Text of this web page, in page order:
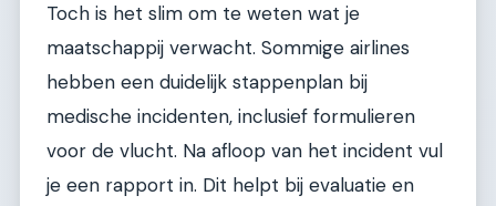
Toch is het slim om te weten wat je
maatschappij verwacht. Sommige airlines
hebben een duidelijk stappenplan bij
medische incidenten, inclusief formulieren
voor de vlucht. Na afloop van het incident vul
je een rapport in. Dit helpt bij evaluatie en